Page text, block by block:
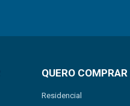
QUERO COMPRAR
Residencial